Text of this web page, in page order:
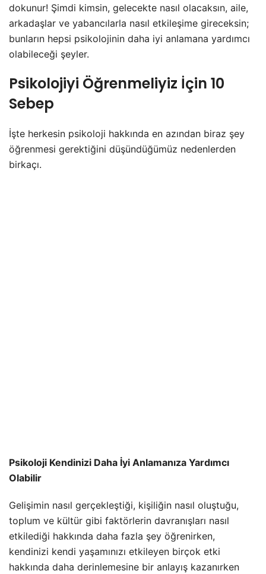
dokunur! Şimdi kimsin, gelecekte nasıl olacaksın, aile,
arkadaşlar ve yabancılarla nasıl etkileşime gireceksin;
bunların hepsi psikolojinin daha iyi anlamana yardımcı
olabileceği şeyler.
Psikolojiyi Öğrenmeliyiz İçin 10
Sebep
İşte herkesin psikoloji hakkında en azından biraz şey
öğrenmesi gerektiğini düşündüğümüz nedenlerden
birkaçı.
Psikoloji Kendinizi Daha İyi Anlamanıza Yardımcı
Olabilir
Gelişimin nasıl gerçekleştiği, kişiliğin nasıl oluştuğu,
toplum ve kültür gibi faktörlerin davranışları nasıl
etkilediği hakkında daha fazla şey öğrenirken,
kendinizi kendi yaşamınızı etkileyen birçok etki
hakkında daha derinlemesine bir anlayış kazanırken